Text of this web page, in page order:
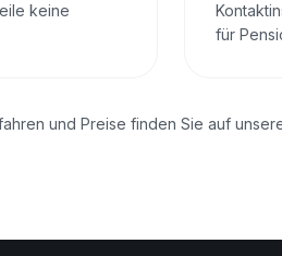
keine
für
und Preise finden Sie auf